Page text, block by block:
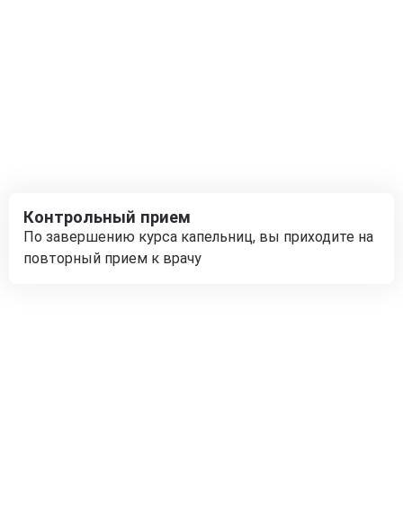
Контрольный прием
По завершению курса капельниц, вы приходите на
повторный прием к врачу